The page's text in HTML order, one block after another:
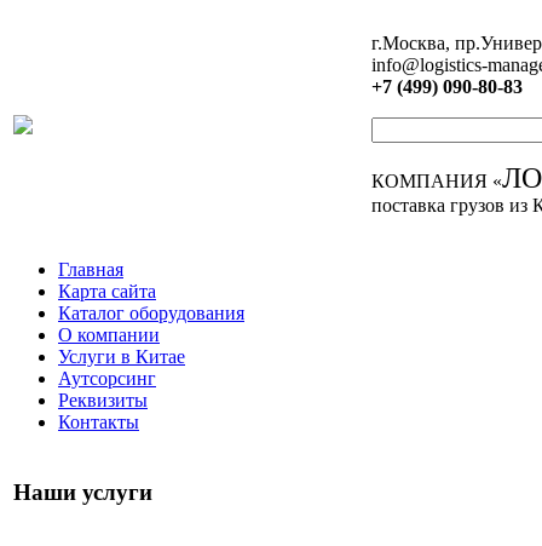
г.Москва,
info@logistics-
+7 (499) 090-80-83
КОМПАНИЯ «
поставка грузов из
Главная
Карта сайта
Каталог оборудования
О компании
Услуги в Китае
Аутсорсинг
Реквизиты
Контакты
Наши услуги